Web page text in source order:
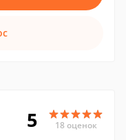
5 18 оценок